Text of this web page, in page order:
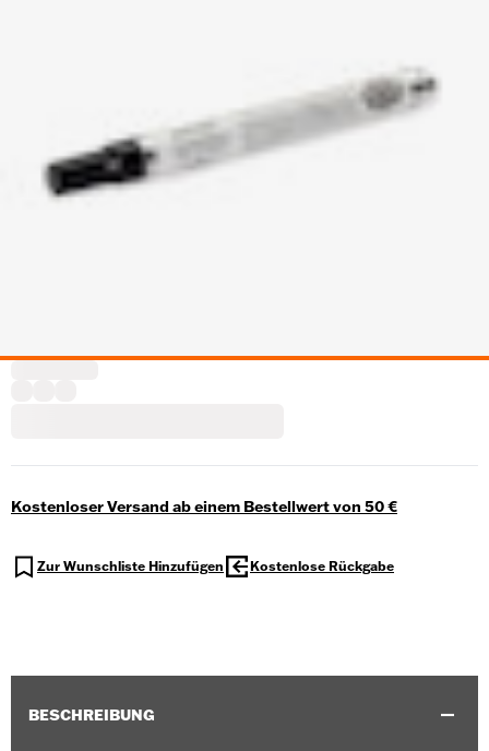
Kostenloser Versand ab einem Bestellwert von 50 €
Zur Wunschliste Hinzufügen Kostenlose Rückgabe
BESCHREIBUNG